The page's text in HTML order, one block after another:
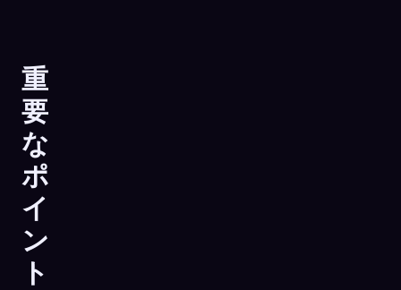
重
要
な
ポ
イ
ン
ト